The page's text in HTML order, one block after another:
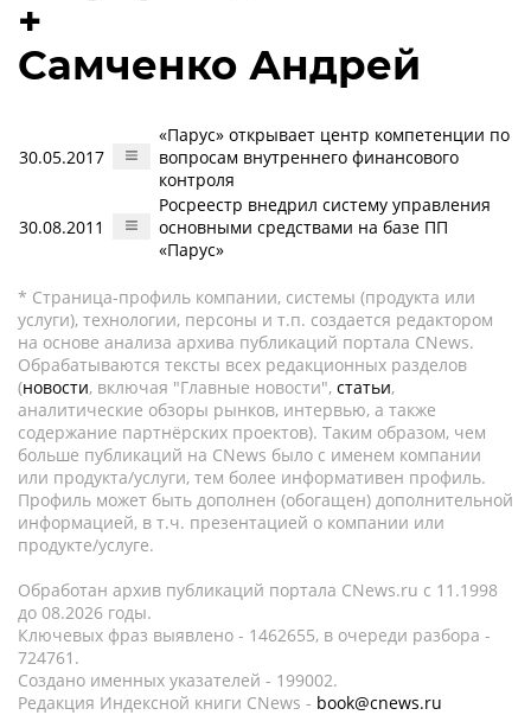
+
Самченко Андрей
30.05.2017
«Парус» открывает центр компетенции по
вопросам внутреннего финансового
контроля
30.08.2011
Росреестр внедрил систему управления
основными средствами на базе ПП
«Парус»
* Страница-профиль компании, системы (продукта или
услуги), технологии, персоны и т.п. создается редактором
на основе анализа архива публикаций портала CNews.
Обрабатываются тексты всех редакционных разделов
(новости, включая "Главные новости", статьи,
аналитические обзоры рынков, интервью, а также
содержание партнёрских проектов). Таким образом, чем
больше публикаций на CNews было с именем компании
или продукта/услуги, тем более информативен профиль.
Профиль может быть дополнен (обогащен) дополнительной
информацией, в т.ч. презентацией о компании или
продукте/услуге.
Обработан архив публикаций портала CNews.ru c 11.1998
до 08.2026 годы.
Ключевых фраз выявлено - 1462655, в очереди разбора -
724761.
Создано именных указателей - 199002.
Редакция Индексной книги CNews - book@cnews.ru